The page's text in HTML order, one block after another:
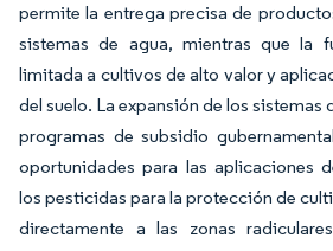
permite la entrega precisa de
sistemas de agua, mientras que la
limitada a cultivos de alto valor y
del suelo. La expansión de los
programas de subsidio
oportunidades para las aplicaciones
los pesticidas para la protección de
directamente a las zonas